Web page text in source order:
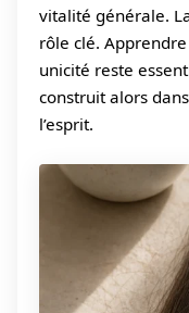
vitalité générale.
rôle clé.
unicité reste
construit alors
l’esprit.